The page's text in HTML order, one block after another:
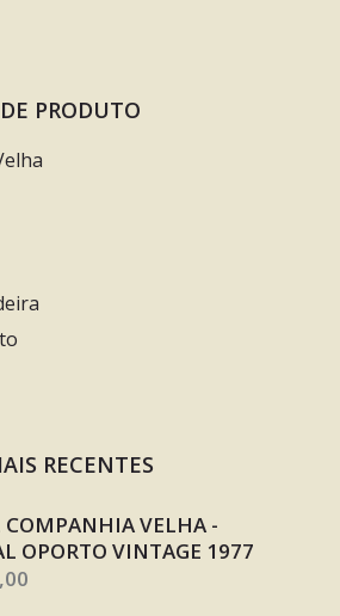
PRODUTO
RECENTES
COMPANHIA VELHA -
OPORTO VINTAGE 1977